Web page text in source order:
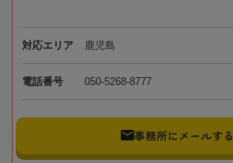
対応エリア 鹿児島
電話番号 050-5268-8777
事務所にメールする